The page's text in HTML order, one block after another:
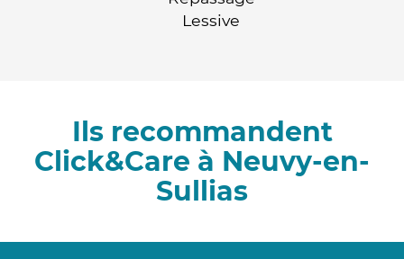
Lessive
Ils recommandent
Click&Care à Neuvy-en-
Sullias